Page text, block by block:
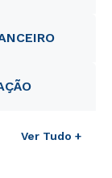
Ver Tudo +